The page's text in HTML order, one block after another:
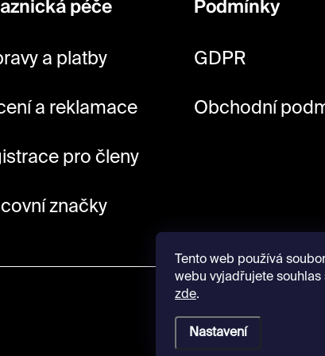
Tento web používá
webu vyjadřujete
zde.
Nastavení
péče
a platby
a reklamace
pro členy
značky
Podmínky
GDPR
Obchodní